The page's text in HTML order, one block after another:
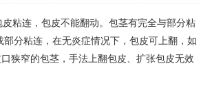
粘连，包皮不能翻动。包茎有完全与部分粘
分粘连，在无炎症情况下，包皮可上翻，如
狭窄的包茎，手法上翻包皮、扩张包皮无效